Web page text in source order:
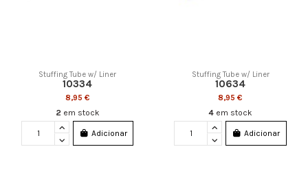
Stuffing Tube w/ Liner
10334
8,95 €
2 em stock
Adicionar
Stuffing Tube w/ Liner
10634
8,95 €
4 em stock
Adicionar